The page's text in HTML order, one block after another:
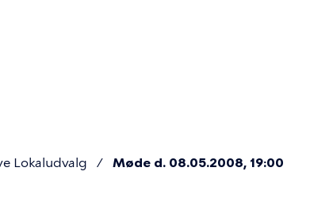
Lokaludvalg Møde d. 08.05.2008, 19:00